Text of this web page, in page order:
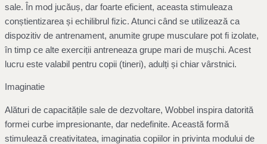
sale. În mod jucăuș, dar foarte eficient, aceasta stimuleaza
conștientizarea și echilibrul fizic. Atunci când se utilizează ca
dispozitiv de antrenament, anumite grupe musculare pot fi izolate,
în timp ce alte exerciții antreneaza grupe mari de mușchi. Acest
lucru este valabil pentru copii (tineri), adulți și chiar vârstnici.
Imaginatie
Alături de capacitățile sale de dezvoltare, Wobbel inspira datorită
formei curbe impresionante, dar nedefinite. Această formă
stimulează creativitatea, imaginatia copiilor in privinta modului de